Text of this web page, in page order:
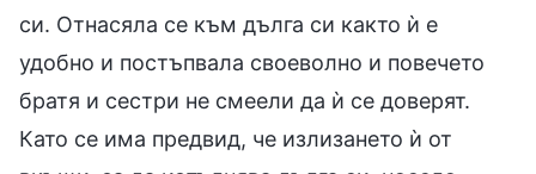
си. Отнасяла се към дълга си както ѝ е
удобно и постъпвала своеволно и повечето
братя и сестри не смеели да ѝ се доверят.
Като се има предвид, че излизането ѝ от